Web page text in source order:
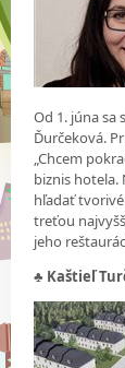
Od 1. júna
Ďurčeková.
„Chcem
biznis hotela.
hľadať tvorivé
treťou
jeho
♣ Kaštieľ